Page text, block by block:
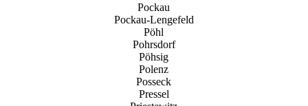
Pockau
Pockau-Lengefeld
Pöhl
Pohrsdorf
Pöhsig
Polenz
Posseck
Pressel